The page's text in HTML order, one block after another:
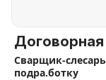
Договорная
Сварщик-слесарь ищу
подра.ботку